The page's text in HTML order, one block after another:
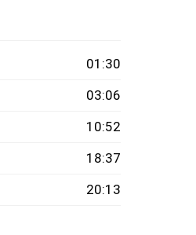
01:30
03:06
10:52
18:37
20:13